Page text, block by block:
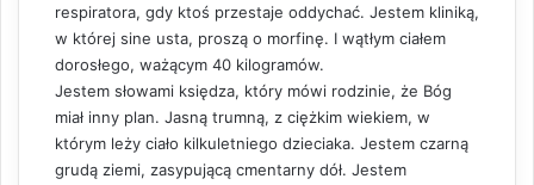
respiratora, gdy ktoś przestaje oddychać. Jestem kliniką,
w której sine usta, proszą o morfinę. I wątłym ciałem
dorosłego, ważącym 40 kilogramów.
Jestem słowami księdza, który mówi rodzinie, że Bóg
miał inny plan. Jasną trumną, z ciężkim wiekiem, w
którym leży ciało kilkuletniego dzieciaka. Jestem czarną
grudą ziemi, zasypującą cmentarny dół. Jestem